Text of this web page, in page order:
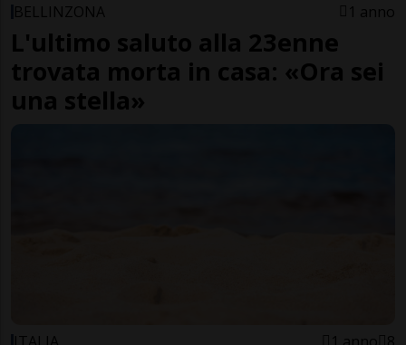
BELLINZONA 1 anno
L'ultimo saluto alla 23enne
trovata morta in casa: «Ora sei
una stella»